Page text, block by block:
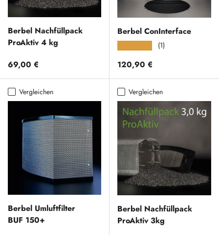
Berbel Nachfüllpack
ProAktiv 4 kg
Normaler Preis
69,00 €
Berbel ConInterface
(1)
Normaler Preis
120,90 €
Vergleichen
Berbel Umluftfilter
BUF 150+
Vergleichen
Berbel Nachfüllpack
ProAktiv 3kg